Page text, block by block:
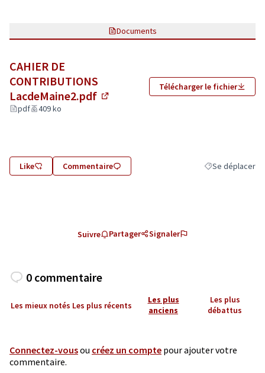
Documents
CAHIER DE
CONTRIBUTIONS
LacdeMaine2.pdf
pdf 409 ko
Télécharger le fichier
Like Commentaire Filtrer les
Se déplacer
Suivre Partager Signaler
0 commentaire
Les mieux notés Les plus récents
Les plus
anciens
Les plus
débattus
Connectez-vousou créez un compte pour ajouter votre
commentaire.